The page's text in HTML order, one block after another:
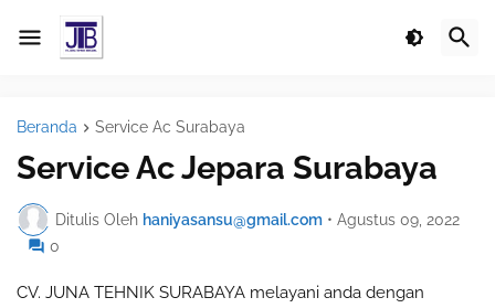
Beranda Service Ac Surabaya
Service Ac Jepara Surabaya
Ditulis Oleh haniyasansu@gmail.com • Agustus 09, 2022
0
CV. JUNA TEHNIK SURABAYA melayani anda dengan